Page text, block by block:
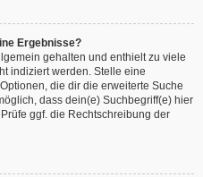
Ergebnisse?
gehalten und enthielt zu viele
indiziert werden. Stelle eine
die dir die erweiterte Suche
dass dein(e) Suchbegriff(e) hier
ggf. die Rechtschreibung der